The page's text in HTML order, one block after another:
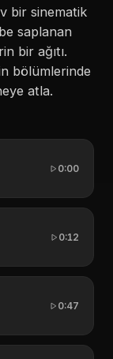
bir sinematik
saplanan
bir ağıtı.
bölümlerinde
atla.
0:00
0:12
0:47